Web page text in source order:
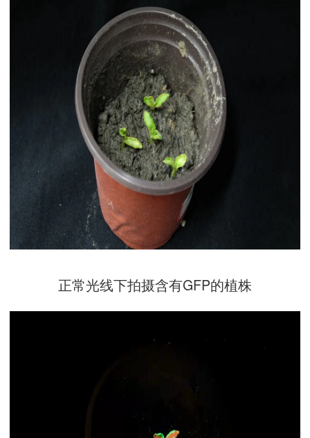
正常光线下拍摄含有GFP的植株